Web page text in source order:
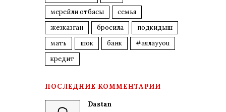
мерейли отбасы
семья
жезказган
бросила
подкидыш
мать
шок банк
#аялауyou
кредит
ПОСЛЕДНИЕ КОММЕНТАРИИ
Dastan